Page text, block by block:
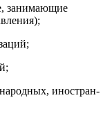
занимающие
иностран­